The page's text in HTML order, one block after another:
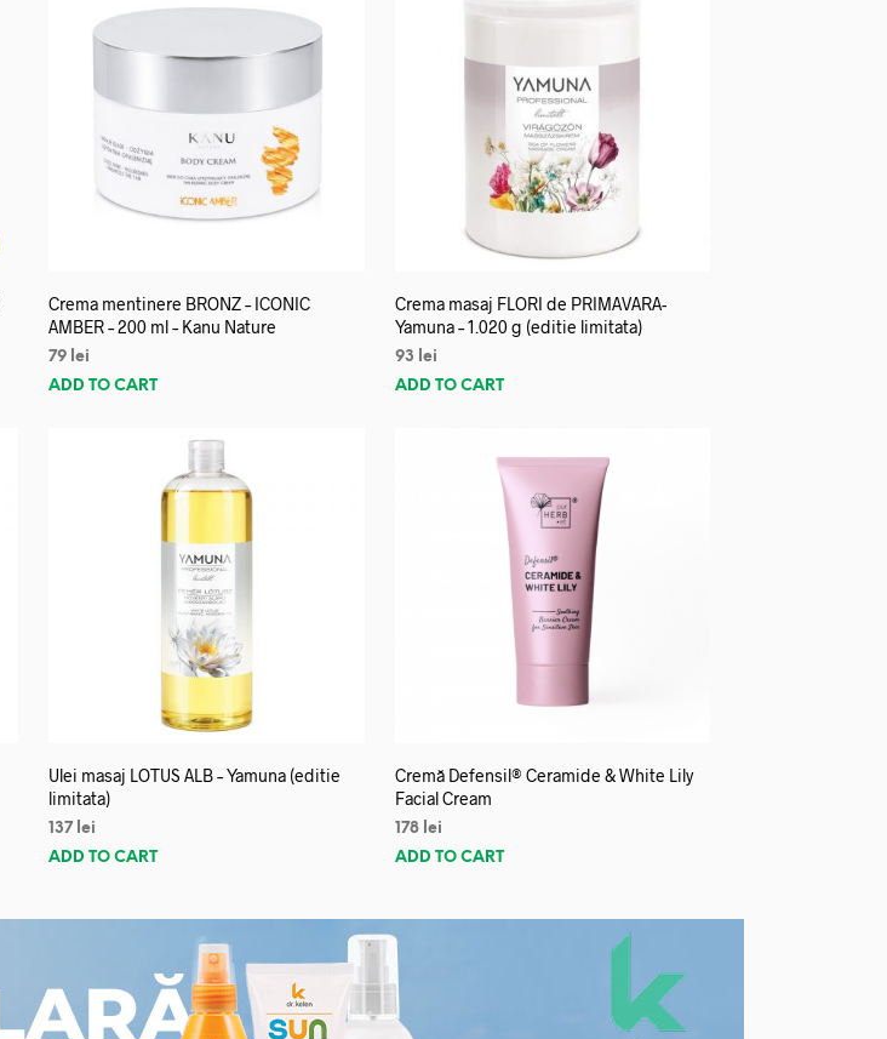
Crema mentinere BRONZ – ICONIC
AMBER – 200 ml – Kanu Nature
79 lei
ADD TO CART
Crema masaj FLORI de PRIMAVARA-
Yamuna – 1.020 g (editie limitata)
93
lei
ADD TO CART
Ulei masaj LOTUS ALB – Yamuna (editie
limitata)
137 lei
ADD TO CART
Cremă Defensil® Ceramide & White Lily
Facial Cream
178 lei
ADD TO CART